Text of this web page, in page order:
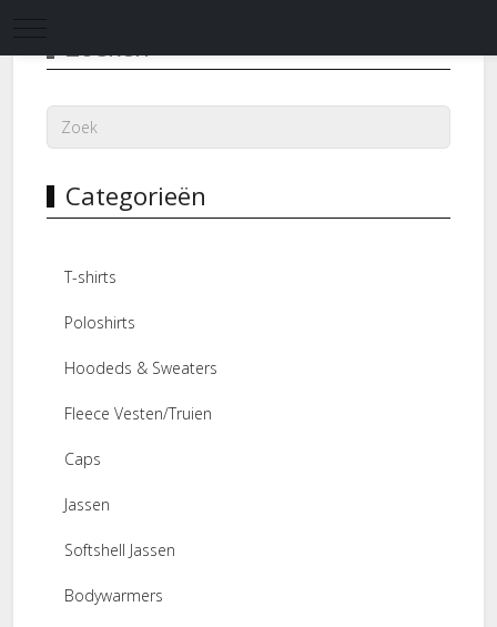
Mobile Menu Toggle
Zoeken
Categorieën
T-shirts
Poloshirts
Hoodeds & Sweaters
Fleece Vesten/Truien
Caps
Jassen
Softshell Jassen
Bodywarmers